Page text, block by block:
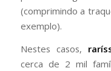
(comprimindo a
exemplo).
Nestes casos,
cerca de 2 mil